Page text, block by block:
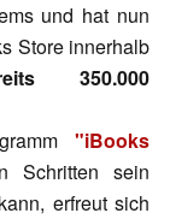
und hat nun
Store innerhalb
350.000
"iBooks
Schritten sein
erfreut sich